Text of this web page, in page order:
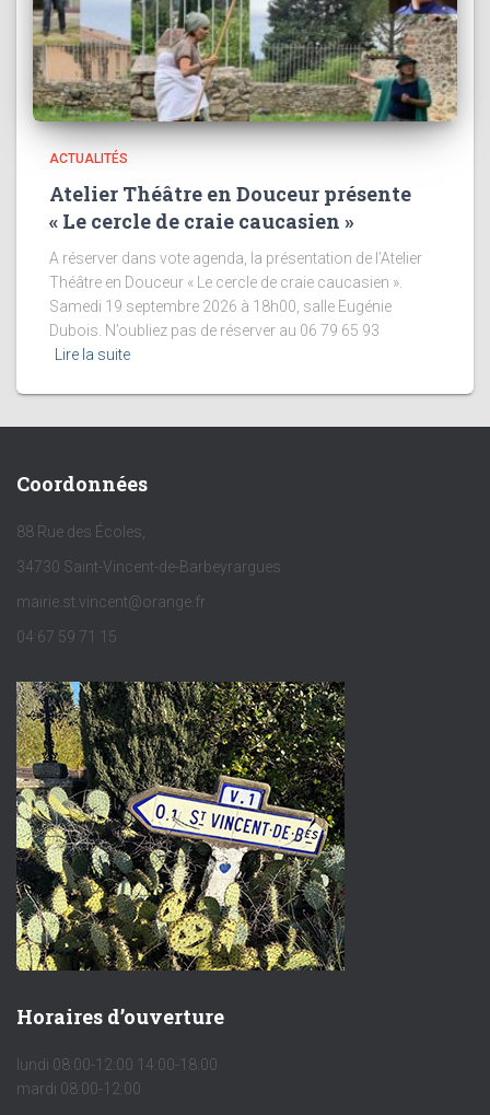
ACTUALITÉS
Atelier Théâtre en Douceur présente
« Le cercle de craie caucasien »
A réserver dans vote agenda, la présentation de l’Atelier
Théâtre en Douceur « Le cercle de craie caucasien ».
Samedi 19 septembre 2026 à 18h00, salle Eugénie
Dubois. N’oubliez pas de réserver au 06 79 65 93
Lire la suite
Coordonnées
88 Rue des Écoles,
34730 Saint-Vincent-de-Barbeyrargues
mairie.st.vincent@orange.fr
04 67 59 71 15
Horaires d’ouverture
lundi 08:00-12:00 14:00-18:00
mardi 08:00-12:00